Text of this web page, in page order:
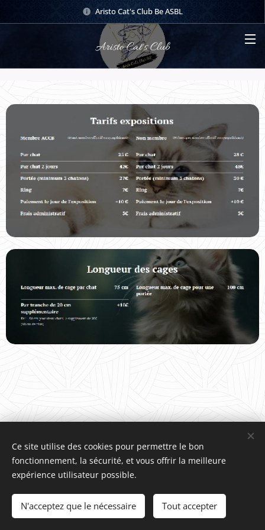
Aristo Cat's Club Be ASBL
Aristo Cat's Club
Crée et dirigé par Budak Sara (secrétaire de l'ACCB)
Site créé en août 2024
Cookies
Ce site utilise des cookies pour permettre le bon
fonctionnement, la sécurité, et vous offrir la meilleure
expérience utilisateur possible.
N'acceptez que le nécessaire Tout accepter